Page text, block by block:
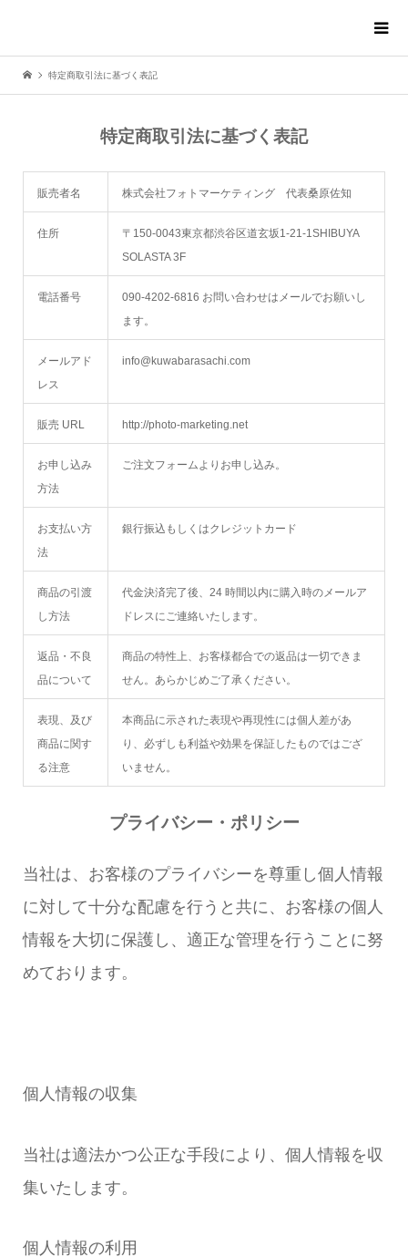
特定商取引法に基づく表記
特定商取引法に基づく表記
販売者名 株式会社フォトマーケティング 代表桑原佐知
住所
〒150-0043東京都渋谷区道玄坂1-21-1SHIBUYA
SOLASTA 3F
電話番号
090-4202-6816 お問い合わせはメールでお願いし
ます。
メールアド
レス
info@kuwabarasachi.com
販売 URL http://photo-marketing.net
お申し込み
方法
ご注文フォームよりお申し込み。
お支払い方
法
銀行振込もしくはクレジットカード
商品の引渡
し方法
代金決済完了後、24 時間以内に購入時のメールア
ドレスにご連絡いたします。
返品・不良
品について
商品の特性上、お客様都合での返品は一切できま
せん。あらかじめご了承ください。
表現、及び
商品に関す
る注意
本商品に示された表現や再現性には個人差があ
り、必ずしも利益や効果を保証したものではござ
いません。
プライバシー・ポリシー
当社は、お客様のプライバシーを尊重し個人情報
に対して十分な配慮を行うと共に、お客様の個人
情報を大切に保護し、適正な管理を行うことに努
めております。
個人情報の収集
当社は適法かつ公正な手段により、個人情報を収
集いたします。
個人情報の利用